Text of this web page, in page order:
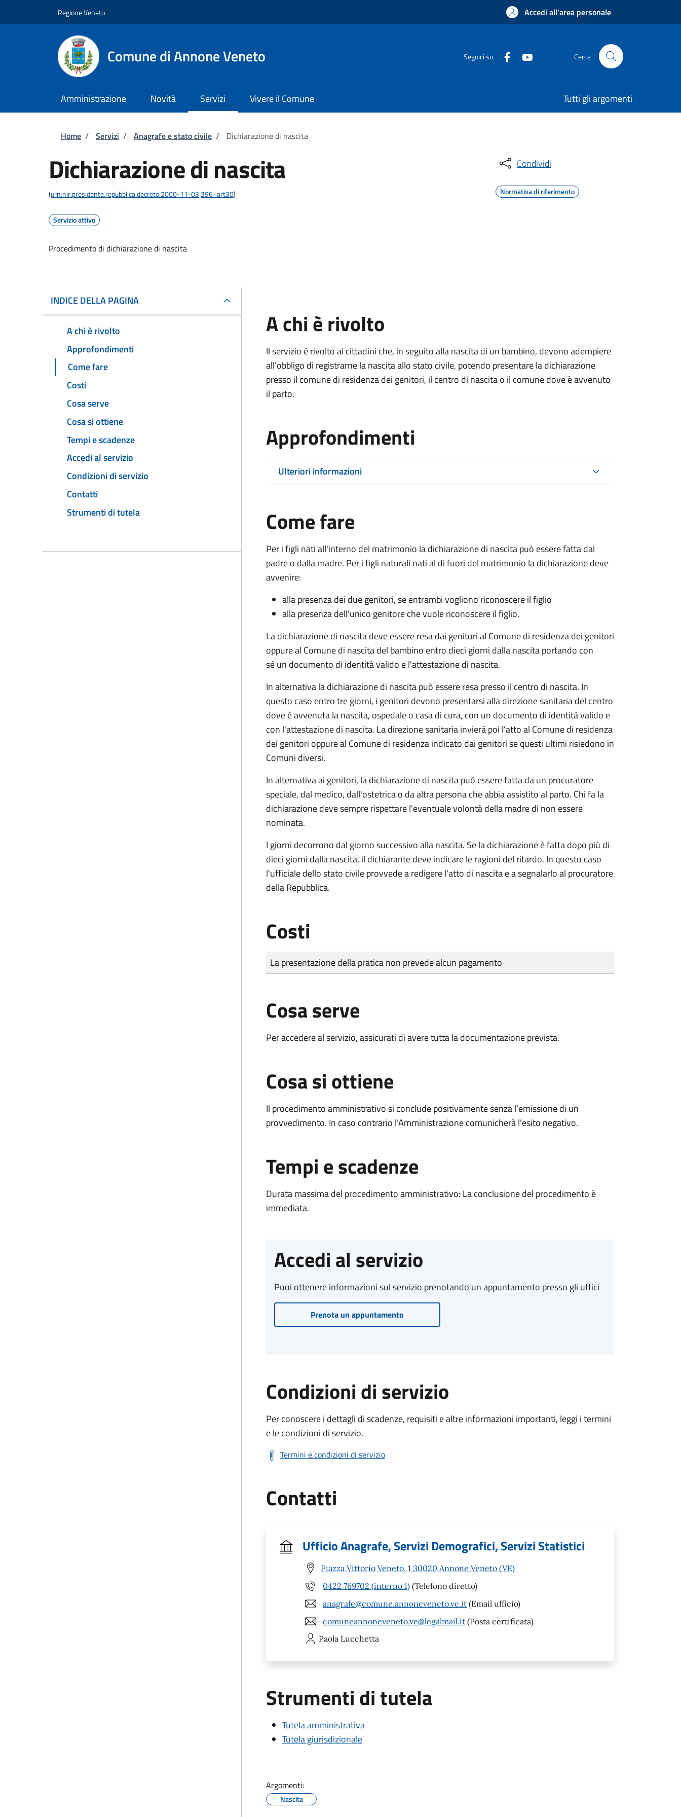
Regione Veneto Accedi all'area personale
Comune di Annone Veneto Seguici su Cerca
Amministrazione Novità Servizi Vivere il Comune Tutti gli argomenti
Briciole di pane
Home / Servizi / Anagrafe e stato civile / Dichiarazione di nascita
Dichiarazione di nascita
(urn:nir:presidente.repubblica:decreto:2000-11-03;396~art30)
Servizio attivo
Procedimento di dichiarazione di nascita
Condividi
Normativa di riferimento
INDICE DELLA PAGINA
A chi è rivolto
Approfondimenti
Come fare
Costi
Cosa serve
Cosa si ottiene
Tempi e scadenze
Accedi al servizio
Condizioni di servizio
Contatti
Strumenti di tutela
A chi è rivolto
Il servizio è rivolto ai cittadini che, in seguito alla nascita di un bambino, devono adempiere
all'obbligo di registrarne la nascita allo stato civile, potendo presentare la dichiarazione
presso il comune di residenza dei genitori, il centro di nascita o il comune dove è avvenuto
il parto.
Approfondimenti
Ulteriori informazioni
Come fare
Per i figli nati all'interno del matrimonio la dichiarazione di nascita può essere fatta dal
padre o dalla madre. Per i figli naturali nati al di fuori del matrimonio la dichiarazione deve
avvenire:
alla presenza dei due genitori, se entrambi vogliono riconoscere il figlio
alla presenza dell'unico genitore che vuole riconoscere il figlio.
La dichiarazione di nascita deve essere resa dai genitori al Comune di residenza dei genitori
oppure al Comune di nascita del bambino entro dieci giorni dalla nascita portando con
sé un documento di identità valido e l'attestazione di nascita.
In alternativa la dichiarazione di nascita può essere resa presso il centro di nascita. In
questo caso entro tre giorni, i genitori devono presentarsi alla direzione sanitaria del centro
dove è avvenuta la nascita, ospedale o casa di cura, con un documento di identità valido e
con l'attestazione di nascita. La direzione sanitaria invierà poi l'atto al Comune di residenza
dei genitori oppure al Comune di residenza indicato dai genitori se questi ultimi risiedono in
Comuni diversi.
In alternativa ai genitori, la dichiarazione di nascita può essere fatta da un procuratore
speciale, dal medico, dall'ostetrica o da altra persona che abbia assistito al parto. Chi fa la
dichiarazione deve sempre rispettare l'eventuale volontà della madre di non essere
nominata.
I giorni decorrono dal giorno successivo alla nascita. Se la dichiarazione è fatta dopo più di
dieci giorni dalla nascita, il dichiarante deve indicare le ragioni del ritardo. In questo caso
l'ufficiale dello stato civile provvede a redigere l'atto di nascita e a segnalarlo al procuratore
della Repubblica.
Costi
Tipo di pagamento
Importo
La presentazione della pratica non prevede alcun pagamento
Cosa serve
Per accedere al servizio, assicurati di avere tutta la documentazione prevista.
Cosa si ottiene
Il procedimento amministrativo si conclude positivamente senza l’emissione di un
provvedimento. In caso contrario l’Amministrazione comunicherà l’esito negativo.
Tempi e scadenze
Durata massima del procedimento amministrativo: La conclusione del procedimento è
immediata.
Accedi al servizio
Puoi ottenere informazioni sul servizio prenotando un appuntamento presso gli uffici
Prenota un appuntamento
Condizioni di servizio
Per conoscere i dettagli di scadenze, requisiti e altre informazioni importanti, leggi i termini
e le condizioni di servizio.
Termini e condizioni di servizio
Contatti
Ufficio Anagrafe, Servizi Demografici, Servizi Statistici
Piazza Vittorio Veneto, 1 30020 Annone Veneto (VE)
0422 769702 (interno 1) (Telefono diretto)
anagrafe@comune.annoneveneto.ve.it (Email ufficio)
comuneannoneveneto.ve@legalmail.it (Posta certificata)
Paola Lucchetta
Strumenti di tutela
Tutela amministrativa
Tutela giurisdizionale
Argomenti:
Nascita